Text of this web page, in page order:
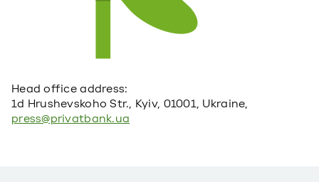
Head office address:
1d Hrushevskoho Str., Kyiv, 01001, Ukraine,
press@privatbank.ua